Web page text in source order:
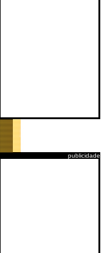
publicidade